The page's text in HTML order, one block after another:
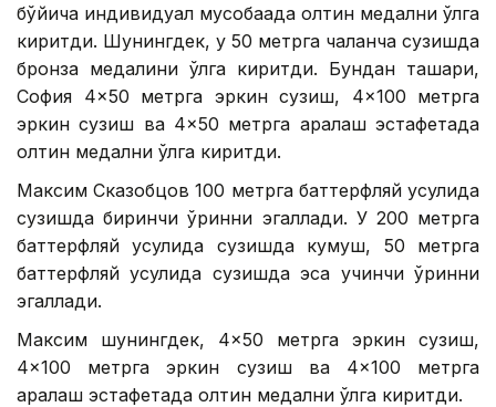
бўйича индивидуал мусобақада олтин медални қўлга
киритди. Шунингдек, у 50 метрга чалқанча сузишда
бронза медалини қўлга киритди. Бундан ташқари,
София 4×50 метрга эркин сузиш, 4×100 метрга
эркин сузиш ва 4×50 метрга аралаш эстафетада
олтин медални қўлга киритди.
Максим Сказобцов 100 метрга баттерфляй усулида
сузишда биринчи ўринни эгаллади. У 200 метрга
баттерфляй усулида сузишда кумуш, 50 метрга
баттерфляй усулида сузишда эса учинчи ўринни
эгаллади.
Максим шунингдек, 4×50 метрга эркин сузиш,
4×100 метрга эркин сузиш ва 4×100 метрга
аралаш эстафетада олтин медални қўлга киритди.